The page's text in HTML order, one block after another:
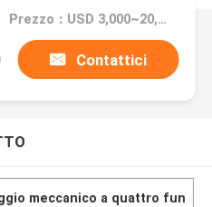
Prezzo：USD 3,000~20,000 /SET
Contattici
meccanico a quattro fun